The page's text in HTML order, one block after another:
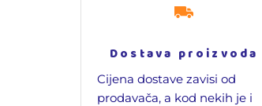
Dostava proizvoda
Cijena dostave zavisi od
prodavača, a kod nekih je i